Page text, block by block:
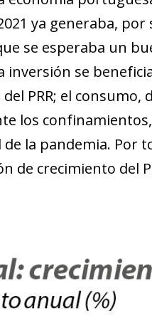
ya generaba, por
se esperaba un
inversión se
PRR; el
los
la pandemia. Por
de crecimiento del